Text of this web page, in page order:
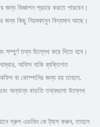
জন্য বিজ্ঞাপন প্রচার করতে পারবেন।
জন্য কিছু নিয়মকানুন বিদ্যমান আছে।
সম্পুর্ণ তথ্য উল্লেখ করে দিতে হবে।
অফিস নাকি ব্যক্তিগত
বা কোম্পানির জন্য হয় তাহলে,
অন্যান্য বাড়তি তথ্যগুলো উল্লেখ
গ্রুপ এডমিন কে ট্যাগ করুন, তাহলে